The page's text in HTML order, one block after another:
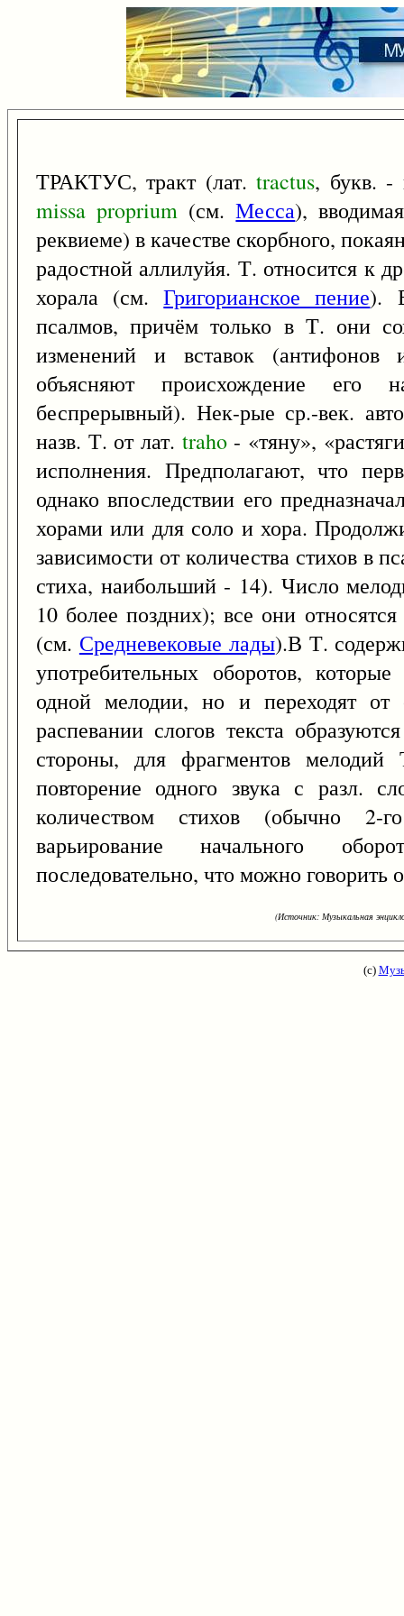
ТРАКТУС, тракт (лат.tractus, букв. -
missa proprium (см.Месса),
реквиеме) в качестве скорбного,
радостной аллилуйя. Т. относится к
хорала (см.Григорианское пение).
псалмов, причём только в Т. они
изменений и вставок (антифонов
объясняют происхождение
беспрерывный). Нек-рые ср.-век.
назв. Т. от лат. traho- «тяну»,
исполнения. Предполагают, что
однако впоследствии его
хорами или для соло и хора.
зависимости от количества стихов в
стиха, наибольший - 14). Число
10 более поздних); все они
(см. Средневековые лады).В Т.
употребительных оборотов,
одной мелодии, но и переходят
распевании слогов текста
стороны, для фрагментов мелодий
повторение одного звука с разл.
количеством стихов (обычно 2-
варьирование начального
последовательно, что можно говорить
(Источник: Музыкальная
(с)